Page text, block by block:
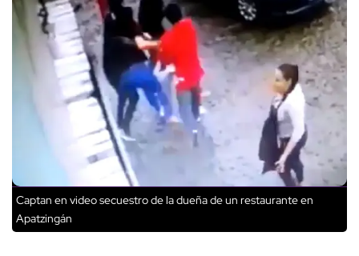
Captan en video secuestro de la dueña de un restaurante en
Apatzingán